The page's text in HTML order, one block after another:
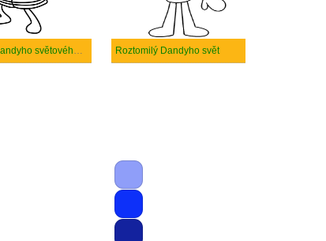
Astro z Dandyho světového robloxu Roztomilý Dandyho svět